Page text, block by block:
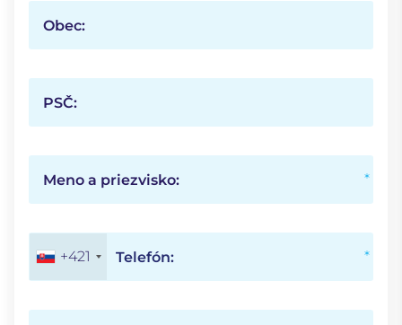
Obec:
PSČ:
Meno a priezvisko:
Telefón:
+421